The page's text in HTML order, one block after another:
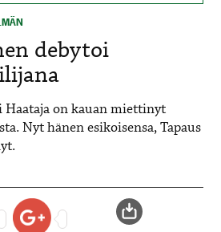
debytoi
Haatajaon kauan miettinyt
Nyt hänen esikoisensa, Tapaus